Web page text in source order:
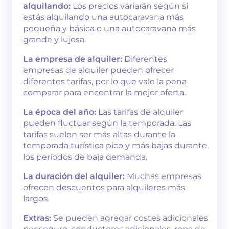
alquilando: Los precios variarán según si
estás alquilando una autocaravana más
pequeña y básica o una autocaravana más
grande y lujosa.
La empresa de alquiler: Diferentes
empresas de alquiler pueden ofrecer
diferentes tarifas, por lo que vale la pena
comparar para encontrar la mejor oferta.
La época del año: Las tarifas de alquiler
pueden fluctuar según la temporada. Las
tarifas suelen ser más altas durante la
temporada turística pico y más bajas durante
los períodos de baja demanda.
La duración del alquiler: Muchas empresas
ofrecen descuentos para alquileres más
largos.
Extras: Se pueden agregar costes adicionales